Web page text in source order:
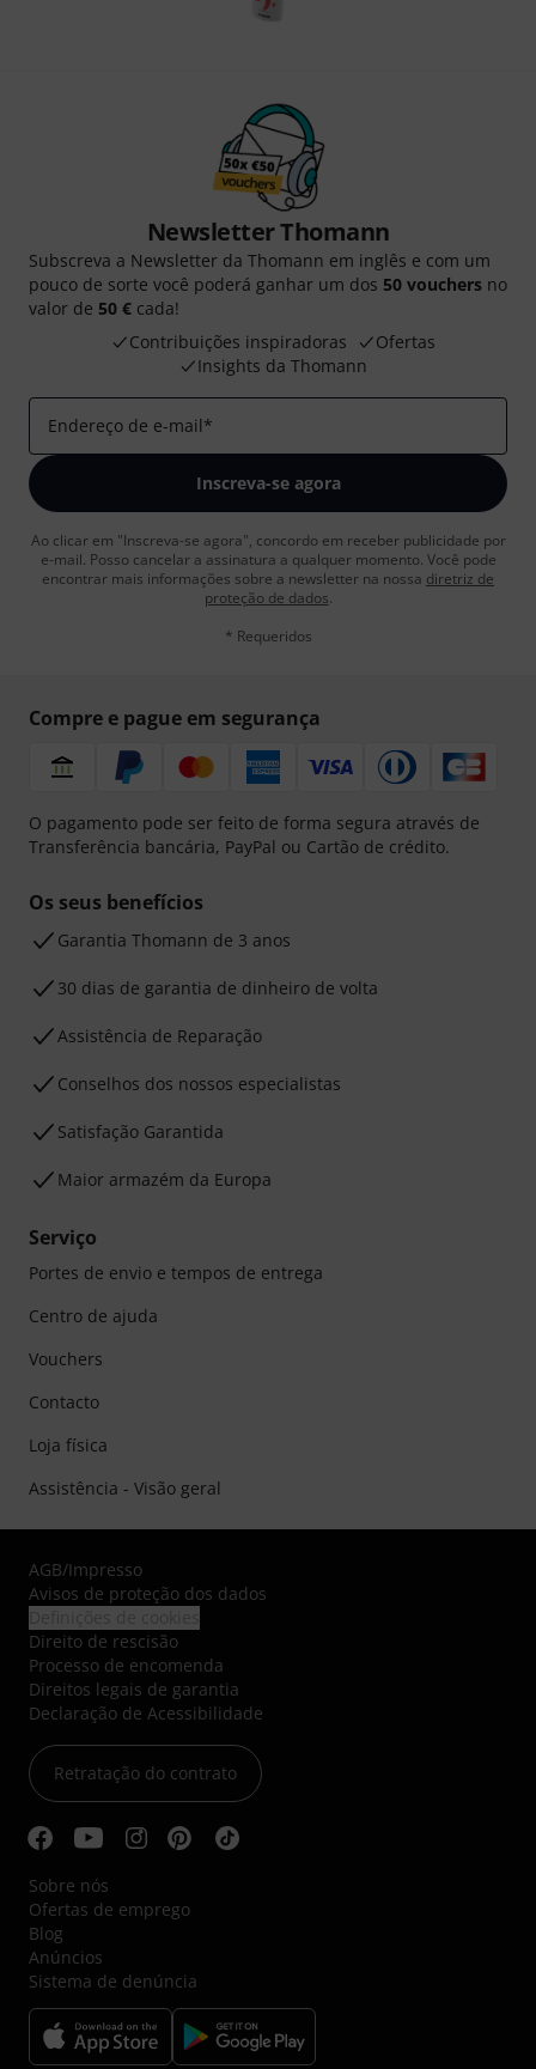
Newsletter Thomann
Subscreva a Newsletter da Thomann em inglês e com um
pouco de sorte você poderá ganhar um dos 50 vouchers no
valor de 50 € cada!
Contribuições inspiradoras
Ofertas
Insights da Thomann
Endereço de e-mail*
Inscreva-se agora
Ao clicar em "Inscreva-se agora", concordo em receber publicidade por
e-mail. Posso cancelar a assinatura a qualquer momento. Você pode
encontrar mais informações sobre a newsletter na nossa diretriz de
proteção de dados.
* Requeridos
Compre e pague em segurança
O pagamento pode ser feito de forma segura através de
Transferência bancária, PayPal ou Cartão de crédito.
Os seus benefícios
Garantia Thomann de 3 anos
30 dias de garantia de dinheiro de volta
Assistência de Reparação
Conselhos dos nossos especialistas
Satisfação Garantida
Maior armazém da Europa
Serviço
Portes de envio e tempos de entrega
Centro de ajuda
Vouchers
Contacto
Loja física
Assistência - Visão geral
AGB/Impresso
Avisos de proteção dos dados
Direito de rescisão
Processo de encomenda
Direitos legais de garantia
Declaração de Acessibilidade
Retratação do contrato
Sobre nós
Ofertas de emprego
Blog
Anúncios
Sistema de denúncia